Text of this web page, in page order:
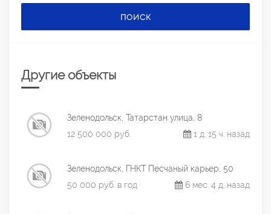
ПОИСК
Другие объекты
Зеленодольск, Татарстан улица, 8
12 500 000 руб.
1 д. 15 ч. назад
Зеленодольск, ГНКТ Песчаный карьер, 50
50 000 руб. в год
6 мес. 4 д. назад